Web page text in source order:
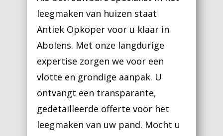
leegmaken van huizen staat
Antiek Opkoper voor u klaar in
Abolens. Met onze langdurige
expertise zorgen we voor een
vlotte en grondige aanpak. U
ontvangt een transparante,
gedetailleerde offerte voor het
leegmaken van uw pand. Mocht u